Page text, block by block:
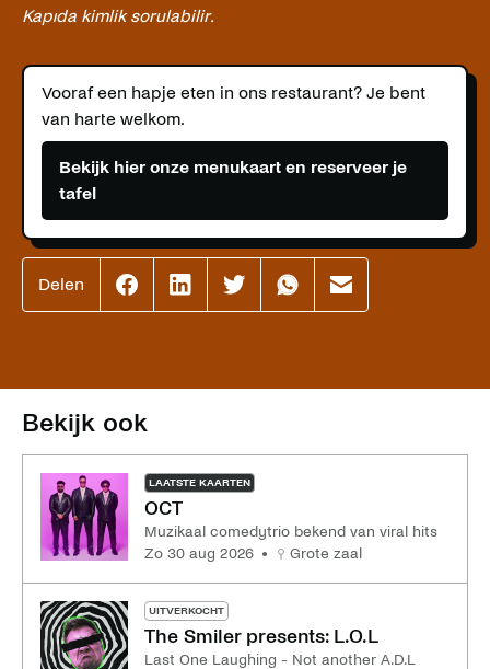
Kapıda kimlik sorulabilir.
Vooraf een hapje eten in ons restaurant? Je bent
van harte welkom.
Bekijk hier onze menukaart en reserveer je
tafel
Delen
Effenaar
op
Effenaar
op
Effenaar
op
Effenaar
op
Effenaar
op
Bekijk ook
LAATSTE KAARTEN
OCT
Muzikaal comedytrio bekend van viral hits
zo 30 aug 2026
Grote zaal
UITVERKOCHT
The Smiler presents: L.O.L
Last One Laughing - Not another A.D.L